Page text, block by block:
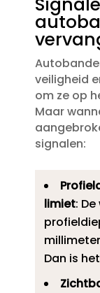
veiligheid
om ze op
Maar
signalen:
limiet:
Dan is